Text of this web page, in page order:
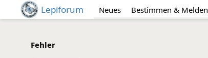
Lepiforum Neues Bestimmen & Melden
Fehler